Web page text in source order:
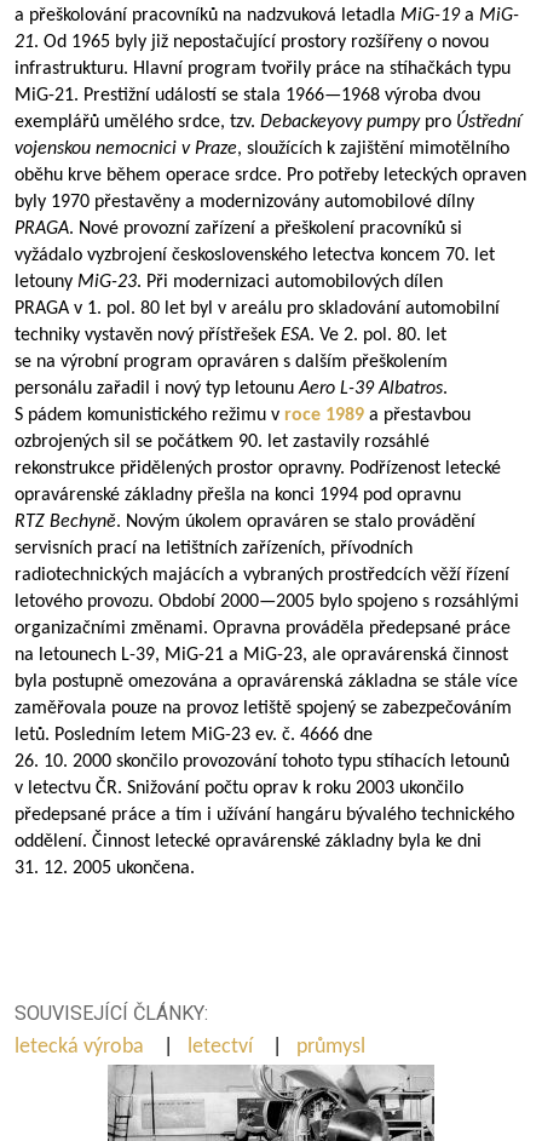
a přeškolování pracovníků na nadzvuková letadla MiG-19a MiG-
21. Od 1965 byly již nepostačující prostory rozšířeny o novou
infrastrukturu. Hlavní program tvořily práce na stíhačkách typu
MiG-21. Prestižní událostí se stala 1966—1968 výroba dvou
exemplářů umělého srdce, tzv. Debackeyovy pumpypro Ústřední
vojenskou nemocnici v Praze, sloužících k zajištění mimotělního
oběhu krve během operace srdce. Pro potřeby leteckých opraven
byly 1970 přestavěny a modernizovány automobilové dílny
PRAGA. Nové provozní zařízení a přeškolení pracovníků si
vyžádalo vyzbrojení československého letectva koncem 70. let
letouny MiG-23. Při modernizaci automobilových dílen
PRAGA v 1. pol. 80 let byl v areálu pro skladování automobilní
techniky vystavěn nový přístřešek ESA. Ve 2. pol. 80. let
se na výrobní program opraváren s dalším přeškolením
personálu zařadil i nový typ letounuAero L-39 Albatros.
S pádem komunistického režimu v roce 1989 a přestavbou
ozbrojených sil se počátkem 90. let zastavily rozsáhlé
rekonstrukce přidělených prostor opravny. Podřízenost letecké
opravárenské základny přešla na konci 1994 pod opravnu
RTZ Bechyně. Novým úkolem opraváren se stalo provádění
servisních prací na letištních zařízeních, přívodních
radiotechnických majácích a vybraných prostředcích věží řízení
letového provozu. Období 2000—2005 bylo spojeno s rozsáhlými
organizačními změnami. Opravna prováděla předepsané práce
na letounech L-39, MiG-21 a MiG-23, ale opravárenská činnost
byla postupně omezována a opravárenská základna se stále více
zaměřovala pouze na provoz letiště spojený se zabezpečováním
letů. Posledním letem MiG-23 ev. č. 4666 dne
26. 10. 2000 skončilo provozování tohoto typu stíhacích letounů
v letectvu ČR. Snižování počtu oprav k roku 2003 ukončilo
předepsané práce a tím i užívání hangáru bývalého technického
oddělení. Činnost letecké opravárenské základny byla ke dni
31. 12. 2005 ukončena.
SOUVISEJÍCÍ ČLÁNKY:
letecká výroba
letectví průmysl